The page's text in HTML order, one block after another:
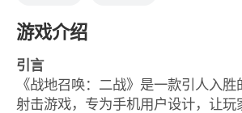
游戏介绍
引言
《战地召唤：二战》是一款引人入
射击游戏，专为手机用户设计，让玩